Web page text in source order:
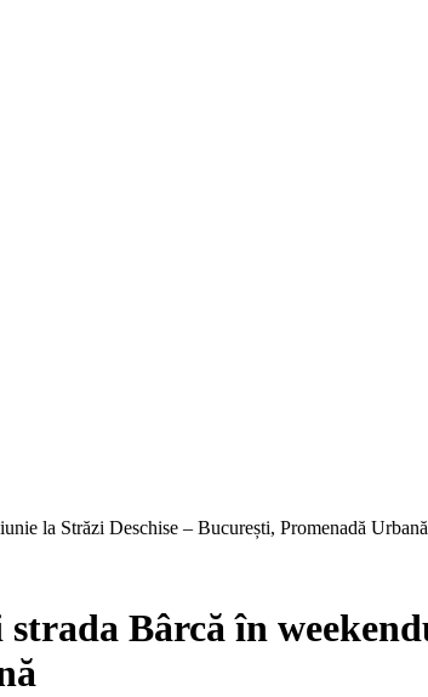
la Străzi Deschise – București, Promenadă Urbană
Bârcă în